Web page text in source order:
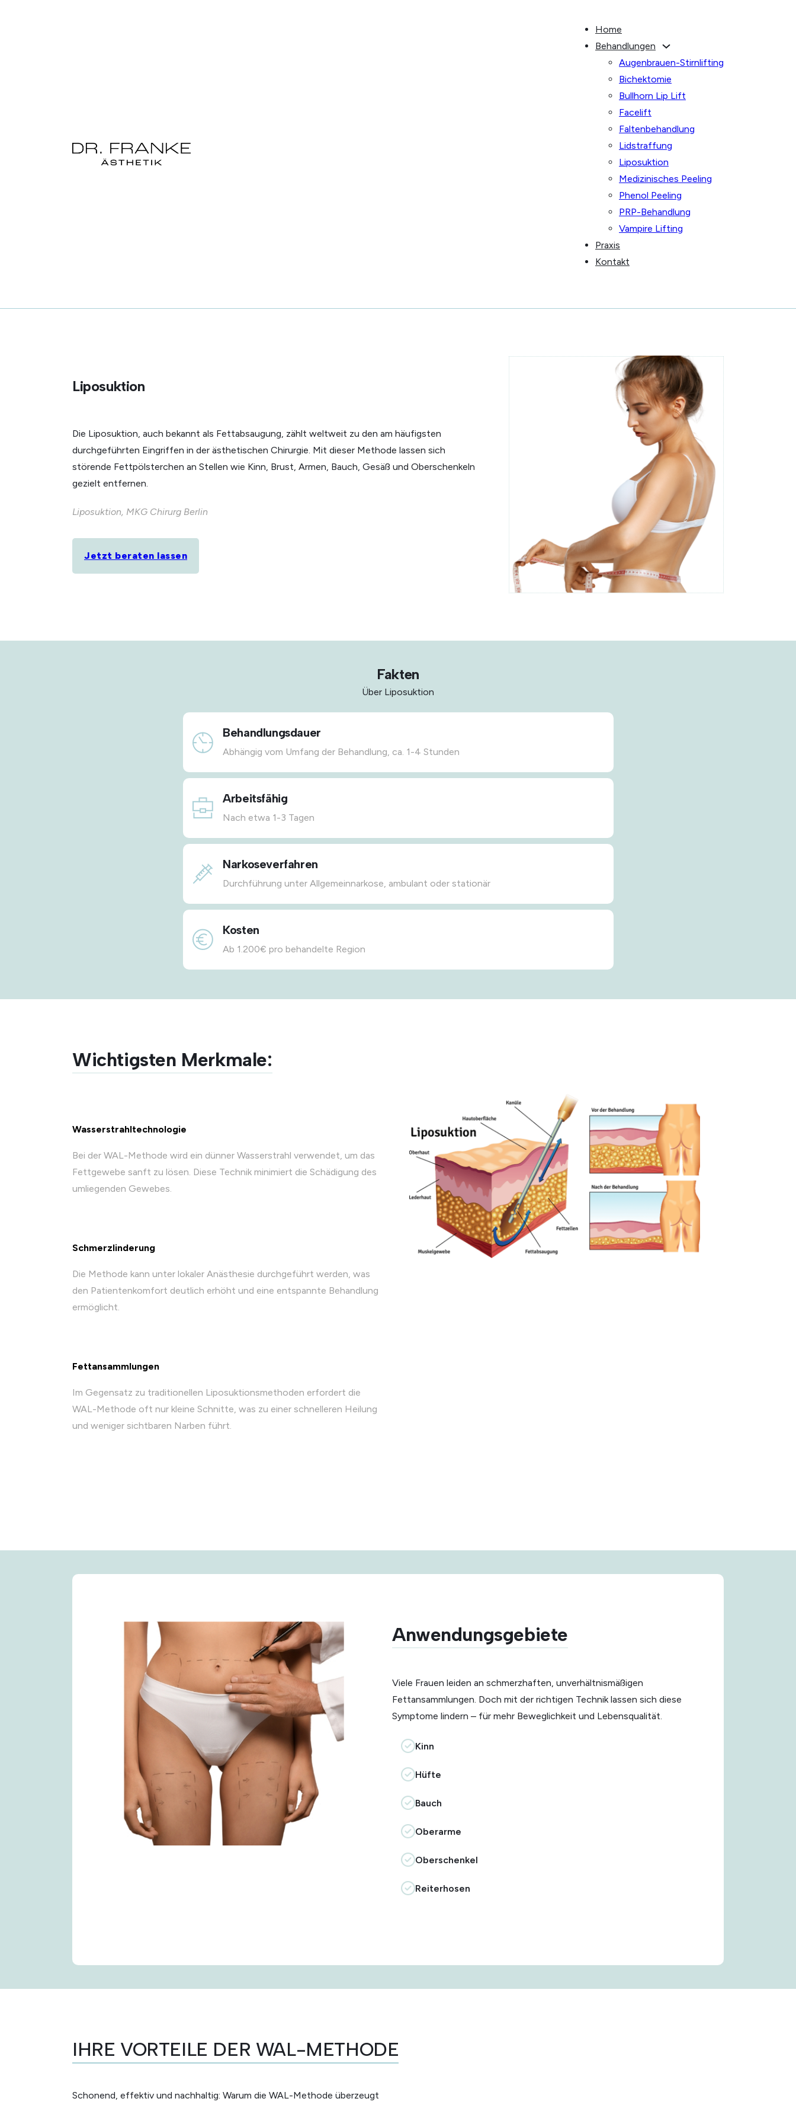
Home
Behandlungen
Augenbrauen-Stirnlifting
Bichektomie
Bullhorn Lip Lift
Facelift
Faltenbehandlung
Lidstraffung
Liposuktion
Medizinisches Peeling
Phenol Peeling
PRP-Behandlung
Vampire Lifting
Praxis
Kontakt
Liposuktion
Die Liposuktion, auch bekannt als Fettabsaugung, zählt weltweit zu den am häufigsten
durchgeführten Eingriffen in der ästhetischen Chirurgie. Mit dieser Methode lassen sich
störende Fettpölsterchen an Stellen wie Kinn, Brust, Armen, Bauch, Gesäß und Oberschenkeln
gezielt entfernen.
Liposuktion, MKG Chirurg Berlin
Jetzt beraten lassen
Fakten
Über Liposuktion
Behandlungsdauer
Abhängig vom Umfang der Behandlung, ca. 1-4 Stunden
Arbeitsfähig
Nach etwa 1-3 Tagen
Narkoseverfahren
Durchführung unter Allgemeinnarkose, ambulant oder stationär
Kosten
Ab 1.200€ pro behandelte Region
Wichtigsten Merkmale:
Wasserstrahltechnologie
Bei der WAL-Methode wird ein dünner Wasserstrahl verwendet, um das
Fettgewebe sanft zu lösen. Diese Technik minimiert die Schädigung des
umliegenden Gewebes.
Schmerzlinderung
Die Methode kann unter lokaler Anästhesie durchgeführt werden, was
den Patientenkomfort deutlich erhöht und eine entspannte Behandlung
ermöglicht.
Fettansammlungen
Im Gegensatz zu traditionellen Liposuktionsmethoden erfordert die
WAL-Methode oft nur kleine Schnitte, was zu einer schnelleren Heilung
und weniger sichtbaren Narben führt.
Anwendungsgebiete
Viele Frauen leiden an schmerzhaften, unverhältnismäßigen
Fettansammlungen. Doch mit der richtigen Technik lassen sich diese
Symptome lindern – für mehr Beweglichkeit und Lebensqualität.
Kinn
Hüfte
Bauch
Oberarme
Oberschenkel
Reiterhosen
IHRE VORTEILE DER WAL-METHODE
Schonend, effektiv und nachhaltig: Warum die WAL-Methode überzeugt